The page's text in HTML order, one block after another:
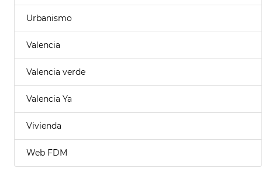
Urbanismo
Valencia
Valencia verde
Valencia Ya
Vivienda
Web FDM